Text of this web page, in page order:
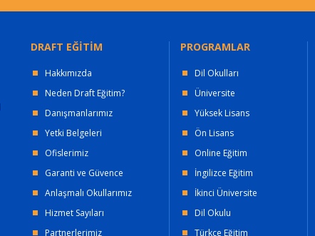
DRAFT EĞİTİM
Hakkımızda
Neden Draft Eğitim?
Danışmanlarımız
Yetki Belgeleri
Ofislerimiz
Garanti ve Güvence
Anlaşmalı Okullarımız
Hizmet Sayıları
Partnerlerimiz
PROGRAMLAR
Dil Okulları
Üniversite
Yüksek Lisans
Ön Lisans
Online Eğitim
İngilizce Eğitim
İkinci Üniversite
Dil Okulu
Türkçe Eğitim